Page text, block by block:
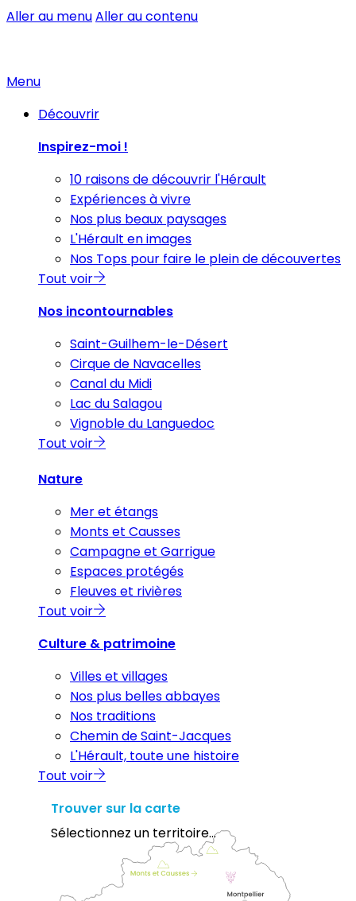
Aller au menuAller au contenu
Menu
Découvrir
Inspirez-moi !
10 raisons de découvrir l'Hérault
Expériences à vivre
Nos plus beaux paysages
L'Hérault en images
Nos Tops pour faire le plein de découvertes
Tout voir
Nos incontournables
Saint-Guilhem-le-Désert
Cirque de Navacelles
Canal du Midi
Lac du Salagou
Vignoble du Languedoc
Tout voir
Nature
Mer et étangs
Monts et Causses
Campagne et Garrigue
Espaces protégés
Fleuves et rivières
Tout voir
Culture & patrimoine
Villes et villages
Nos plus belles abbayes
Nos traditions
Chemin de Saint-Jacques
L'Hérault, toute une histoire
Tout voir
Trouver sur la carte
Sélectionnez un territoire...